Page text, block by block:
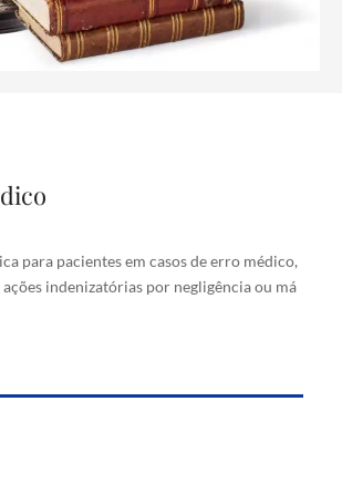
para pacientes em casos de erro médico,
indenizatórias por negligência ou má
Direito Médico
direito à saúde, e ações indenizatórias
negligência ou má prática médica.